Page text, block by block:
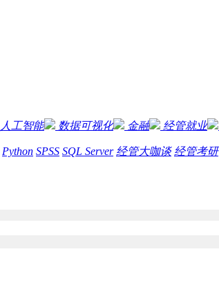
人工智能 数据可视化 金融 经管就业
Python SPSS SQL Server 经管大咖谈 经管考研